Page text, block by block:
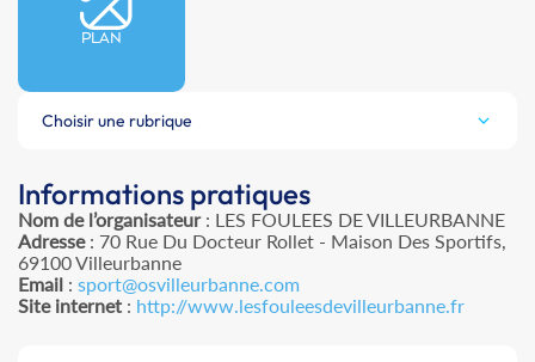
PLAN
Choisir une rubrique
Informations pratiques
Nom de l’organisateur: LES FOULEES DE VILLEURBANNE
Adresse: 70 Rue Du Docteur Rollet - Maison Des Sportifs,
69100 Villeurbanne
Email : sport@osvilleurbanne.com
Site internet : http://www.lesfouleesdevilleurbanne.fr